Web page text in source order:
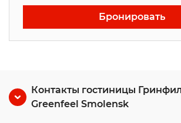
Бронировать
Контакты гостиницы
Greenfeel Smolensk